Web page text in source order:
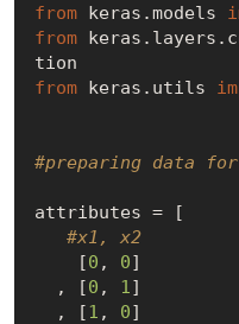
from keras.models
from
from keras.utils
#preparing data for
attributes = [
#x1, x2
    [
0 , 0]
  , [
0 , 1]
  , [
1 , 0]